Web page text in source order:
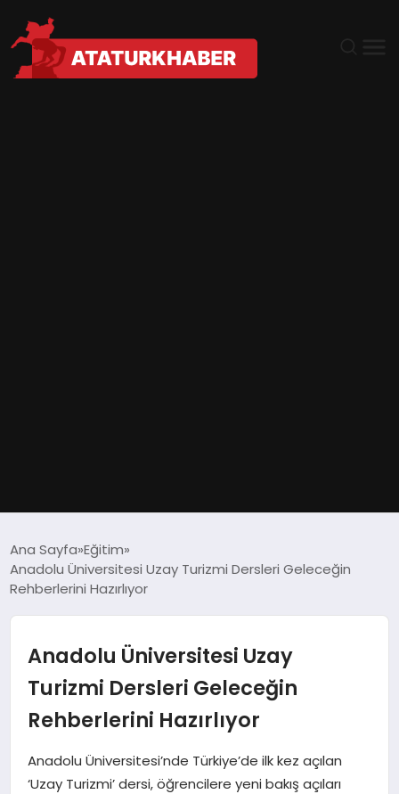
DÜNYA
MAGAZIN
SAĞLIK
Ana Sayfa Eğitim
Anadolu Üniversitesi Uzay Turizmi Dersleri Geleceğin
Rehberlerini Hazırlıyor
Anadolu Üniversitesi Uzay
Turizmi Dersleri Geleceğin
Rehberlerini Hazırlıyor
Anadolu Üniversitesi’nde Türkiye’de ilk kez açılan
‘Uzay Turizmi’ dersi, öğrencilere yeni bakış açıları